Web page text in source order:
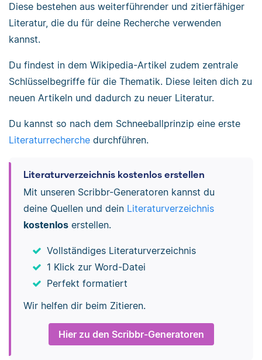
Diese bestehen aus weiterführender und zitierfähiger
Literatur, die du für deine Recherche verwenden
kannst.
Du findest in dem Wikipedia-Artikel zudem zentrale
Schlüsselbegriffe für die Thematik. Diese leiten dich zu
neuen Artikeln und dadurch zu neuer Literatur.
Du kannst so nach dem Schneeballprinzip eine erste
Literaturrecherche durchführen.
Literaturverzeichnis kostenlos erstellen
Mit unseren Scribbr-Generatoren kannst du
deine Quellen und dein Literaturverzeichnis
kostenloserstellen.
Vollständiges Literaturverzeichnis
1 Klick zur Word-Datei
Perfekt formatiert
Wir helfen dir beim Zitieren.
Hier zu den Scribbr-Generatoren